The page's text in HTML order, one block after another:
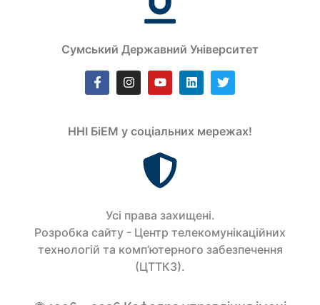
Сумський Державний Університет
ННІ БіЕМ у соціальних мережах!
Усi права захищенi.
Розробка сайту - Центр телекомунікаційних
технологій та комп’ютерного забезпечення
(ЦТТКЗ).